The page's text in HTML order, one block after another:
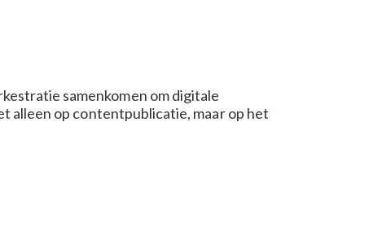
samenkomen om digitale
alleen op contentpublicatie, maar op het